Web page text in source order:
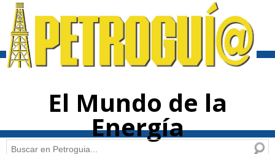
contenido
El Mundo de la
Energía
Buscar